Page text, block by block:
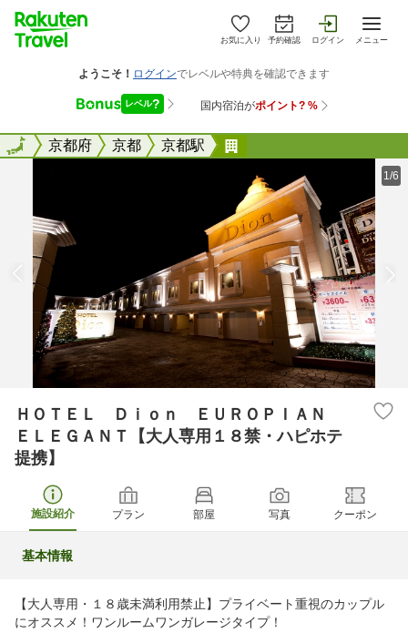
お気に入り 予約確認 ログイン メニュー
全国京都府 京都 京都駅
全国
1/6
ＨＯＴＥＬ Ｄｉｏｎ ＥＵＲＯＰＩＡＮ
ＥＬＥＧＡＮＴ【大人専用１８禁・ハピホテ
提携】
施設紹介 プラン 部屋 写真 クーポン
基本情報
【大人専用・１８歳未満利用禁止】プライベート重視のカップル
にオススメ！ワンルームワンガレージタイプ！